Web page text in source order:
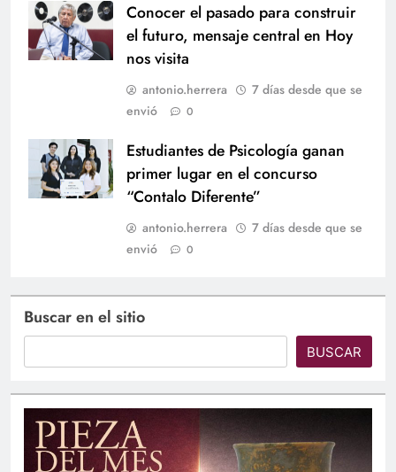
Conocer el pasado para construir
el futuro, mensaje central en Hoy
nos visita
antonio.herrera
7 días desde que se
envió
0
Estudiantes de Psicología ganan
primer lugar en el concurso
“Contalo Diferente”
antonio.herrera
7 días desde que se
envió
0
Buscar en el sitio
BUSCAR